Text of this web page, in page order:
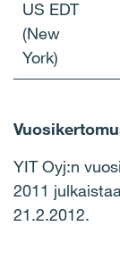
US EDT
(New
York)
YIT Oyj:n
2011
21.2.2012.